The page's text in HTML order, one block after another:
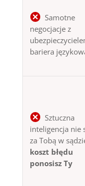
Samotne
negocjacje z
bariera
Sztuczna
inteligencja nie
za Tobą w
koszt błędu
ponosisz Ty